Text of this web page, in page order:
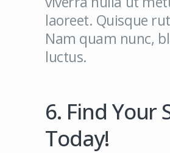
laoreet. Quisque
Nam quam nunc,
luctus.
6. Find Your
Today!